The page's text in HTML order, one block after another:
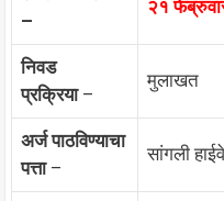
–
२१
निवड
प्रक्रिया–
मुलाखत
अर्ज पाठविण्याचा
पत्ता–
सांगली